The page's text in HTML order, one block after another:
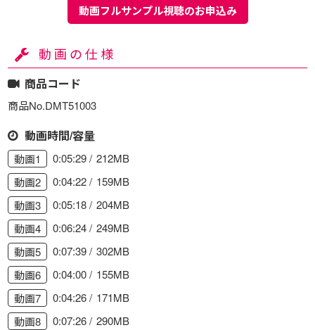
動画フルサンプル視聴のお申込み
動画の仕様
商品コード
商品No.DMT51003
動画時間/容量
動画1 0:05:29
212MB
動画2
0:04:22
159MB
動画3
0:05:18
204MB
動画4
0:06:24
249MB
動画5
0:07:39
302MB
動画6
0:04:00
155MB
動画7
0:04:26
171MB
動画8
0:07:26
290MB